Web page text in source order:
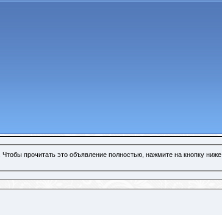
прочитать это объявление полностью, нажмите на кнопку ниже